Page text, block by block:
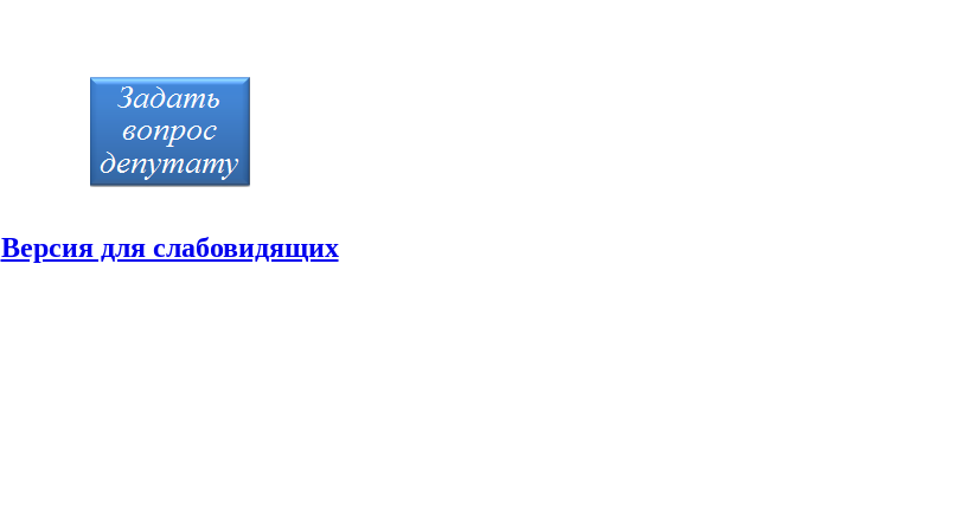
Версия для слабовидящих